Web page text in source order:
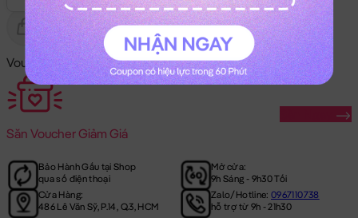
Gửi Tặng Hết Hàng
Voucher Mã Khuyến Mãi:
Săn Voucher Giảm Giá
Bảo Hành Gấu tại Shop
qua số điện thoại
Mở cửa:
9h Sáng - 9h30 Tối
Cửa Hàng:
486 Lê Văn Sỹ, P.14, Q.3, HCM
Zalo/Hotline:0967110738
hỗ trợ từ 9h - 21h30